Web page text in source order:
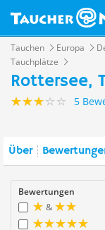
Tauchen Europa
Tauchplätze
Rottersee,
5
Über
Bewertungen
&